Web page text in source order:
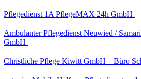
Pflegedienst 1A PflegeMAX 24h GmbH
Ambulanter Pflegedienst Neuwied /
GmbH
Christliche Pflege Kiwitt GmbH – Büro